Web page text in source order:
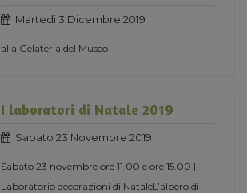
Martedi 3 Dicembre 2019
alla Gelateria del Museo
I laboratori di Natale 2019
Sabato 23 Novembre 2019
Sabato 23 novembre ore 11.00 e ore 15.00 |
Laboratorio decorazioni di NataleL’albero di